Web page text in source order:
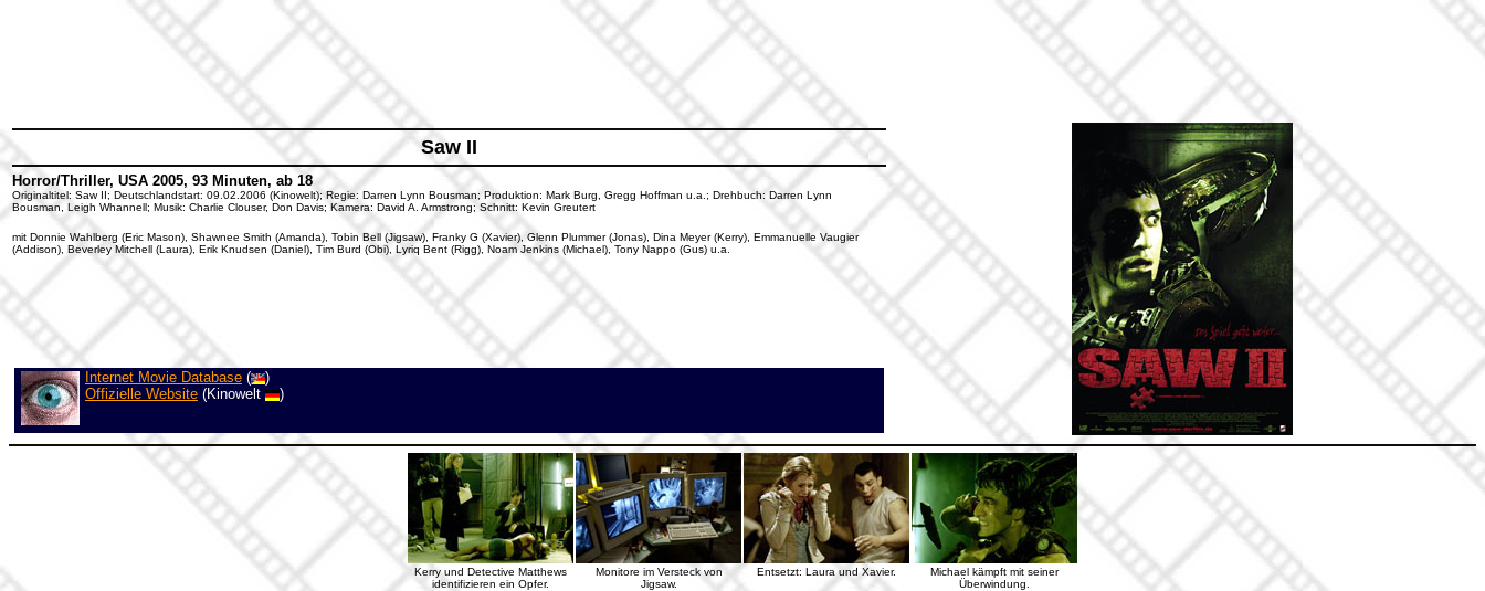
Saw II
Horror/Thriller, USA 2005, 93 Minuten, ab 18
Originaltitel: Saw II; Deutschlandstart: 09.02.2006 (Kinowelt); Regie: Darren Lynn Bousman; Produktion: Mark Burg, Gregg Hoffman u.a.; Drehbuch: Darren Lynn
Bousman, Leigh Whannell; Musik: Charlie Clouser, Don Davis; Kamera: David A. Armstrong; Schnitt: Kevin Greutert
mit Donnie Wahlberg (Eric Mason), Shawnee Smith (Amanda), Tobin Bell (Jigsaw), Franky G (Xavier), Glenn Plummer (Jonas), Dina Meyer (Kerry), Emmanuelle Vaugier
(Addison), Beverley Mitchell (Laura), Erik Knudsen (Daniel), Tim Burd (Obi), Lyriq Bent (Rigg), Noam Jenkins (Michael), Tony Nappo (Gus) u.a.
Internet Movie Database (
)
Offizielle Website (Kinowelt )
Kerry und Detective Matthews
identifizieren ein Opfer.
Monitore im Versteck von
Jigsaw.
Entsetzt: Laura und Xavier.
Michael kämpft mit seiner
Überwindung.